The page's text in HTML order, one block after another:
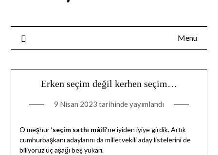
Menu
Erken seçim değil kerhen seçim…
9 Nisan 2023 tarihinde yayımlandı
O meşhur ‘seçim sathı mâili‘ne iyiden iyiye girdik. Artık
cumhurbaşkanı adaylarını da milletvekili aday listelerini de
biliyoruz üç aşağı beş yukarı.